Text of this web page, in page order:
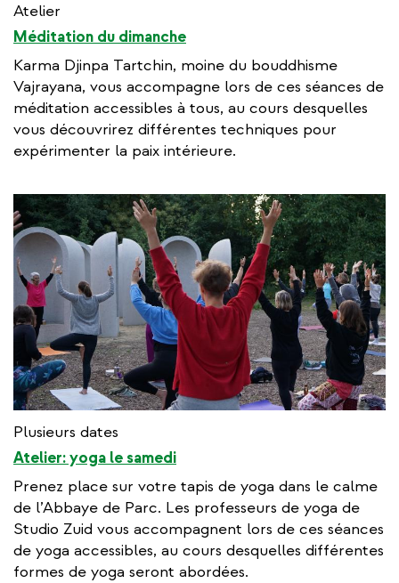
Atelier
Méditation du dimanche
Karma Djinpa Tartchin, moine du bouddhisme
Vajrayana, vous accompagne lors de ces séances de
méditation accessibles à tous, au cours desquelles
vous découvrirez différentes techniques pour
expérimenter la paix intérieure.
Plusieurs dates
Atelier: yoga le samedi
Prenez place sur votre tapis de yoga dans le calme
de l’Abbaye de Parc. Les professeurs de yoga de
Studio Zuid vous accompagnent lors de ces séances
de yoga accessibles, au cours desquelles différentes
formes de yoga seront abordées.